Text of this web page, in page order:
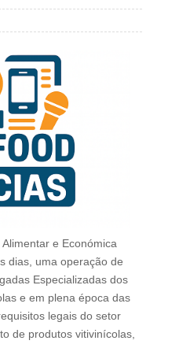
e Económica
dias, uma operação de
Especializadas dos
e em plena época das
legais do setor
de produtos vitivinícolas,